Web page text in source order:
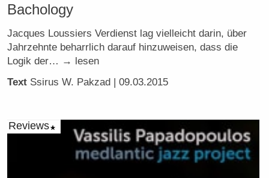
Bachology
Jacques Loussiers Verdienst lag vielleicht darin, über
Jahrzehnte beharrlich darauf hinzuweisen, dass die
Logik der… → lesen
Text Ssirus W. Pakzad | 09.03.2015
Reviews